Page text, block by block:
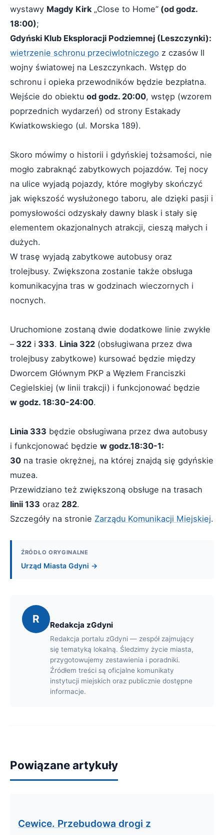
wystawy Magdy Kirk „Close to Home” (od godz.
18:00);
Gdyński Klub Eksploracji Podziemnej (Leszczynki):
wietrzenie schronu przeciwlotniczego z czasów II
wojny światowej na Leszczynkach. Wstęp do
schronu i opieka przewodników będzie bezpłatna.
Wejście do obiektu od godz. 20:00, wstęp (wzorem
poprzednich wydarzeń) od strony Estakady
Kwiatkowskiego (ul. Morska 189).
Skoro mówimy o historii i gdyńskiej tożsamości, nie
mogło zabraknąć zabytkowych pojazdów. Tej nocy
na ulice wyjadą pojazdy, które mogłyby skończyć
jak większość wysłużonego taboru, ale dzięki pasji i
pomysłowości odzyskały dawny blask i stały się
elementem okazjonalnych atrakcji, cieszą małych i
dużych.
W trasę wyjadą zabytkowe autobusy oraz
trolejbusy. Zwiększona zostanie także obsługa
komunikacyjna tras w godzinach wieczornych i
nocnych.
Uruchomione zostaną dwie dodatkowe linie zwykłe
–322 i 333. Linia 322 (obsługiwana przez dwa
trolejbusy zabytkowe) kursować będzie między
Dworcem Głównym PKP a Węzłem Franciszki
Cegielskiej (w linii trakcji) i funkcjonować będzie
w godz. 18:30-24:00.
Linia 333 będzie obsługiwana przez dwa autobusy
i funkcjonować będzie w godz.18:30-1:
30 na trasie okrężnej, na której znajdą się gdyńskie
muzea.
Przewidziano też zwiększoną obsługe na trasach
linii 133 oraz 282.
Szczegóły na stronie Zarządu Komunikacji Miejskiej.
ŹRÓDŁO ORYGINALNE
Urząd Miasta Gdyni →
R Redakcja zGdyni
Redakcja portalu zGdyni — zespół zajmujący
się tematyką lokalną. Śledzimy życie miasta,
przygotowujemy zestawienia i poradniki.
Źródłem treści są oficjalne komunikaty
instytucji miejskich oraz publicznie dostępne
informacje.
Powiązane artykuły
Cewice. Przebudowa drogi z